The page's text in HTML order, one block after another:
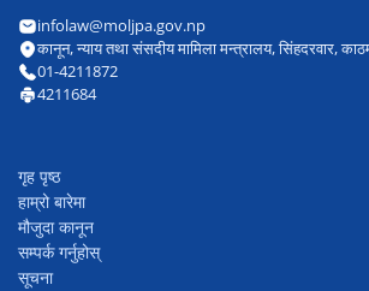
infolaw@moljpa.gov.np
कानून, न्याय तथा संसदीय मामिला मन्त्रालय, सिंहदरवार,
01-4211872
4211684
गृह पृष्ठ
हाम्रो बारेमा
मौजुदा कानून
सम्पर्क गर्नुहोस्
सूचना